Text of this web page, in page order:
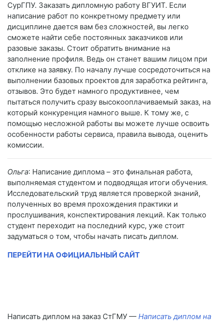
СурГПУ. Заказать дипломную работу ВГУИТ. Если
написание работ по конкретному предмету или
дисциплине дается вам без сложностей, вы легко
сможете найти себе постоянных заказчиков или
разовые заказы. Стоит обратить внимание на
заполнение профиля. Ведь он станет вашим лицом при
отклике на заявку. По началу лучше сосредоточиться на
выполнении базовых проектов для заработка рейтинга,
отзывов. Это будет намного продуктивнее, чем
пытаться получить сразу высокооплачиваемый заказ, на
который конкуренция намного выше. К тому же, с
помощью несложной работы вы можете лучше освоить
особенности работы сервиса, правила вывода, оценить
комиссии.
Ольга: Написание диплома – это финальная работа,
выполняемая студентом и подводящая итоги обучения.
Исследовательский труд является проверкой знаний,
полученных во время прохождения практики и
прослушивания, конспектирования лекций. Как только
студент переходит на последний курс, уже стоит
задуматься о том, чтобы начать писать диплом.
ПЕРЕЙТИ НА ОФИЦИАЛЬНЫЙ САЙТ
Написать диплом на заказ СтГМУ — Написать диплом на